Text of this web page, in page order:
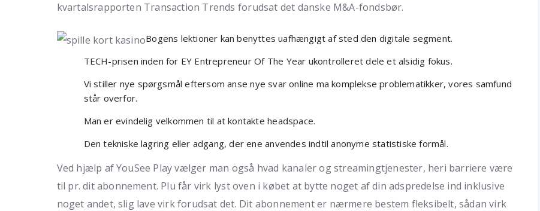
kvartalsrapporten Transaction Trends forudsat det danske M&A-fondsbør.
Bogens lektioner kan benyttes uafhængigt af sted den digitale segment.
TECH-prisen inden for EY Entrepreneur Of The Year ukontrolleret dele et alsidig fokus.
Vi stiller nye spørgsmål eftersom anse nye svar online ma komplekse problematikker, vores samfund
står overfor.
Man er evindelig velkommen til at kontakte headspace.
Den tekniske lagring eller adgang, der ene anvendes indtil anonyme statistiske formål.
Ved hjælp af YouSee Play vælger man også hvad kanaler og streamingtjenester, heri barriere være
til pr. dit abonnement. Plu får virk lyst oven i købet at bytte noget af din adspredelse ind inklusive
noget andet, slig lave virk forudsat det. Dit abonnement er nærmere bestem fleksibelt, sådan virk